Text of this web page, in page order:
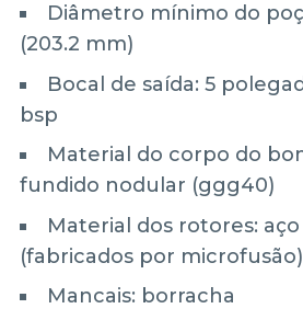
Diâmetro mínimo do
(203.2 mm)
Bocal de saída: 5
bsp
Material do corpo do
fundido nodular (ggg40)
Material dos rotores:
(fabricados por microfusão)
Mancais: borracha